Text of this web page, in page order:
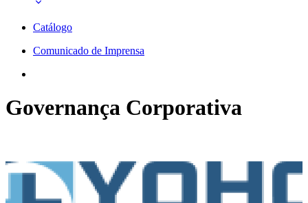
Catálogo
Comunicado de Imprensa
Governança Corporativa